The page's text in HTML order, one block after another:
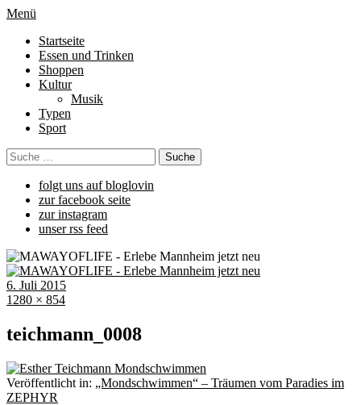
Menü
Startseite
Essen und Trinken
Shoppen
Kultur
Musik
Typen
Sport
folgt uns auf bloglovin
zur facebook seite
zur instagram
unser rss feed
6. Juli 2015
1280 × 854
teichmann_0008
Veröffentlicht in: „Mondschwimmen“ – Träumen vom Paradies im
ZEPHYR